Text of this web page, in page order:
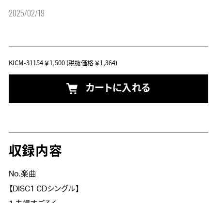
2025/02/19
KICM-31154￥1,500(税抜価格 ￥1,364)
カートに入れる
収録内容
No.楽曲
【DISC1 CDシングル】